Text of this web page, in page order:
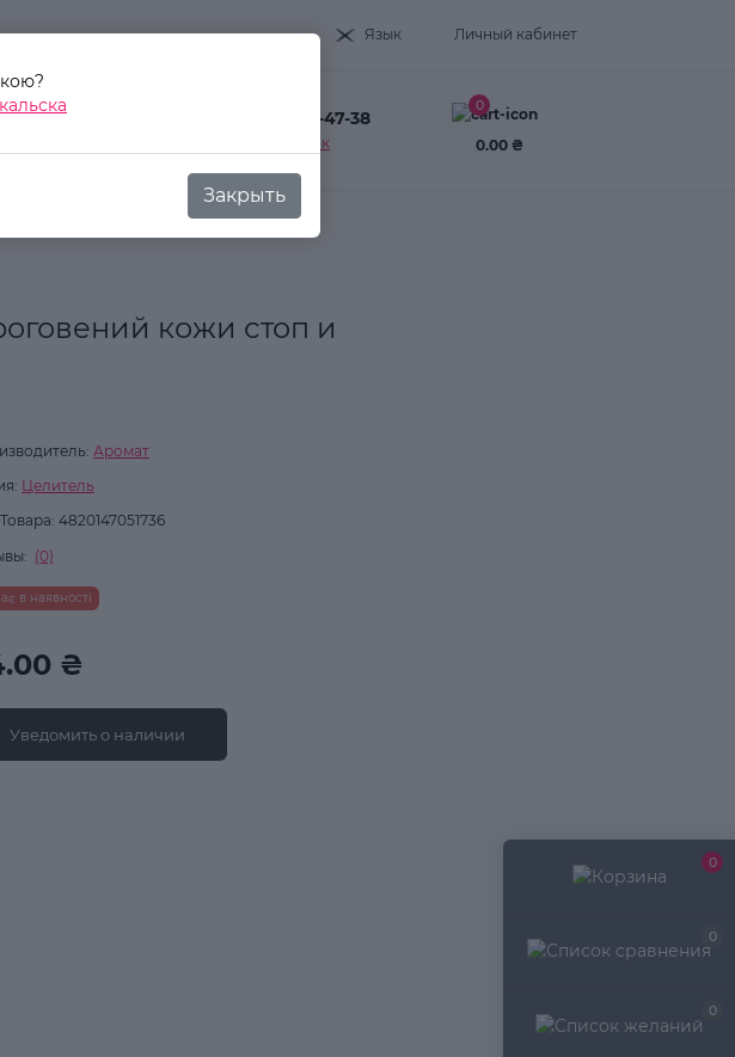
0
0
0
Язык Личный кабинет
+38(093) 995-47-38
Заказать звонок
0
0.00 ₴
Закрыть
кожи стоп и
Аромат
Целитель
4820147051736
(0)
в наявності
₴
Уведомить о наличии